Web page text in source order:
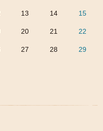
13 14 15
20 21 22
27 28 29